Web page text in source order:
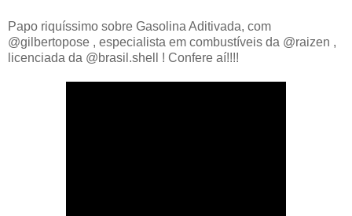
Papo riquíssimo sobre Gasolina Aditivada, com
@gilbertopose , especialista em combustíveis da @raizen ,
licenciada da @brasil.shell ! Confere aí!!!!